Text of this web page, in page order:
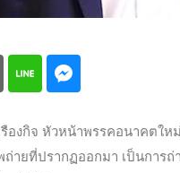
รืองกิจ หัวหน้าพรรคอนาคตใ
ถ่ายที่ปรากฏออกมา เป็นการถ่